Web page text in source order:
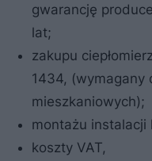
gwarancję
lat;
zakupu
1434, (wymagany
mieszkaniowych);
montażu instalacji
koszty VAT,